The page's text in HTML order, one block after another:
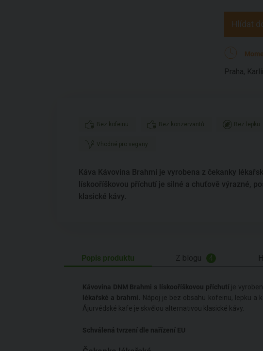
Hlídat
Praha,
Bez kofeinu Bez konzervantů Bez lepku
Vhodné pro vegany
Káva Kávovina Brahmi je vyrobena z čekanky
lískooříškovou příchutí je silné a chuťově výrazné,
klasické kávy.
Popis produktu Z blogu 4
Kávovina DNM Brahmi s lískooříškovou příchutí je
lékařské a brahmi. Nápoj je bez obsahu kofeinu, lepku a
Ájurvédské kafe je skvělou alternativou klasické kávy.
Schválená tvrzení dle nařízení EU